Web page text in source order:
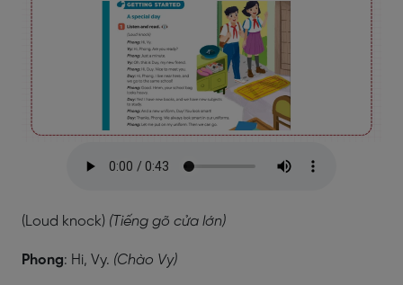
(Loud knock) (Tiếng gõ cửa lớn)
Phong: Hi, Vy. (Chào Vy)